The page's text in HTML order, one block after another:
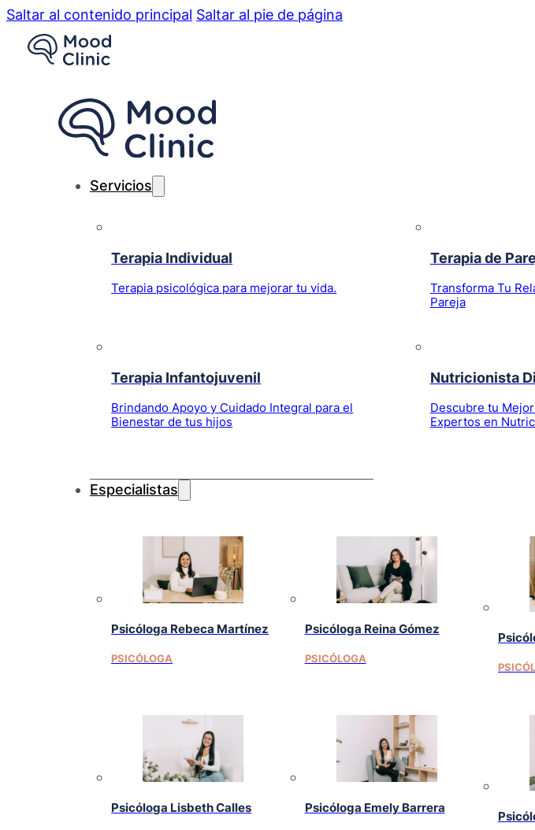
Saltar al contenido principal Saltar al pie de página
Servicios
Terapia Individual
Terapia psicológica para mejorar tu vida.
Terapia de
Transforma Tu
Pareja
Terapia Infantojuvenil
Brindando Apoyo y Cuidado Integral para el
Bienestar de tus hijos
Nutricionista
Descubre tu
Expertos en
Especialistas
Psicóloga Rebeca Martínez
PSICÓLOGA
Psicóloga Reina Gómez
PSICÓLOGA
Psicóloga Lisbeth Calles Psicóloga Emely Barrera